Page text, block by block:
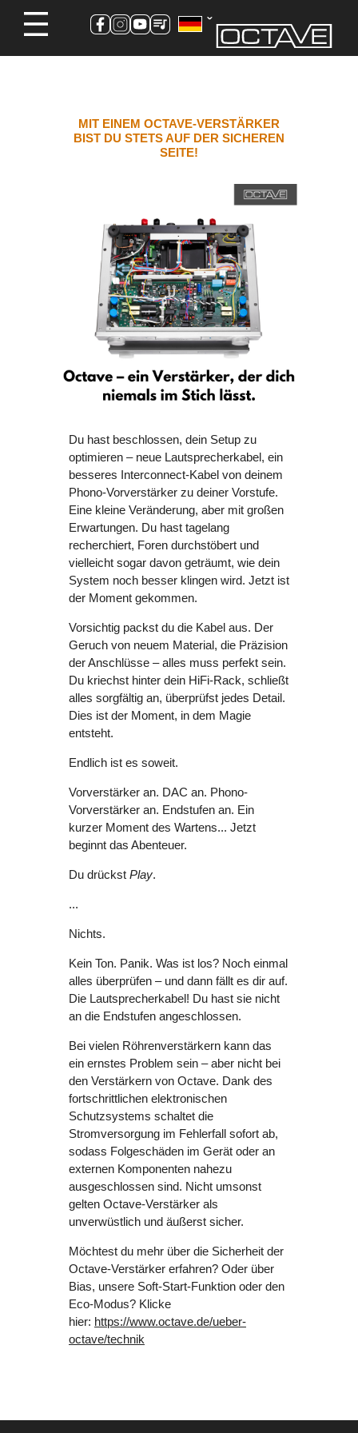
MIT EINEM OCTAVE-VERSTÄRKER
BIST DU STETS AUF DER SICHEREN
SEITE!
Du hast beschlossen, dein Setup zu
optimieren – neue Lautsprecherkabel, ein
besseres Interconnect-Kabel von deinem
Phono-Vorverstärker zu deiner Vorstufe.
Eine kleine Veränderung, aber mit großen
Erwartungen. Du hast tagelang
recherchiert, Foren durchstöbert und
vielleicht sogar davon geträumt, wie dein
System noch besser klingen wird. Jetzt ist
der Moment gekommen.
Vorsichtig packst du die Kabel aus. Der
Geruch von neuem Material, die Präzision
der Anschlüsse – alles muss perfekt sein.
Du kriechst hinter dein HiFi-Rack, schließt
alles sorgfältig an, überprüfst jedes Detail.
Dies ist der Moment, in dem Magie
entsteht.
Endlich ist es soweit.
Vorverstärker an. DAC an. Phono-
Vorverstärker an. Endstufen an. Ein
kurzer Moment des Wartens... Jetzt
beginnt das Abenteuer.
Du drückst Play.
...
Nichts.
Kein Ton. Panik. Was ist los? Noch einmal
alles überprüfen – und dann fällt es dir auf.
Die Lautsprecherkabel! Du hast sie nicht
an die Endstufen angeschlossen.
Bei vielen Röhrenverstärkern kann das
ein ernstes Problem sein – aber nicht bei
den Verstärkern von Octave. Dank des
fortschrittlichen elektronischen
Schutzsystems schaltet die
Stromversorgung im Fehlerfall sofort ab,
sodass Folgeschäden im Gerät oder an
externen Komponenten nahezu
ausgeschlossen sind. Nicht umsonst
gelten Octave-Verstärker als
unverwüstlich und äußerst sicher.
Möchtest du mehr über die Sicherheit der
Octave-Verstärker erfahren? Oder über
Bias, unsere Soft-Start-Funktion oder den
Eco-Modus? Klicke
hier: https://www.octave.de/ueber-
octave/technik